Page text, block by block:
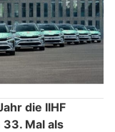
die IIHF
Mal als